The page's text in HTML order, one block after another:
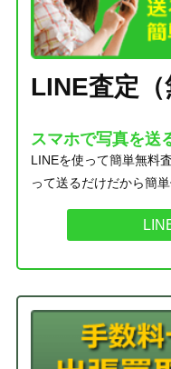
LINE査定（
スマホで写真を送
LINEを使って簡単無料
って送るだけだから簡